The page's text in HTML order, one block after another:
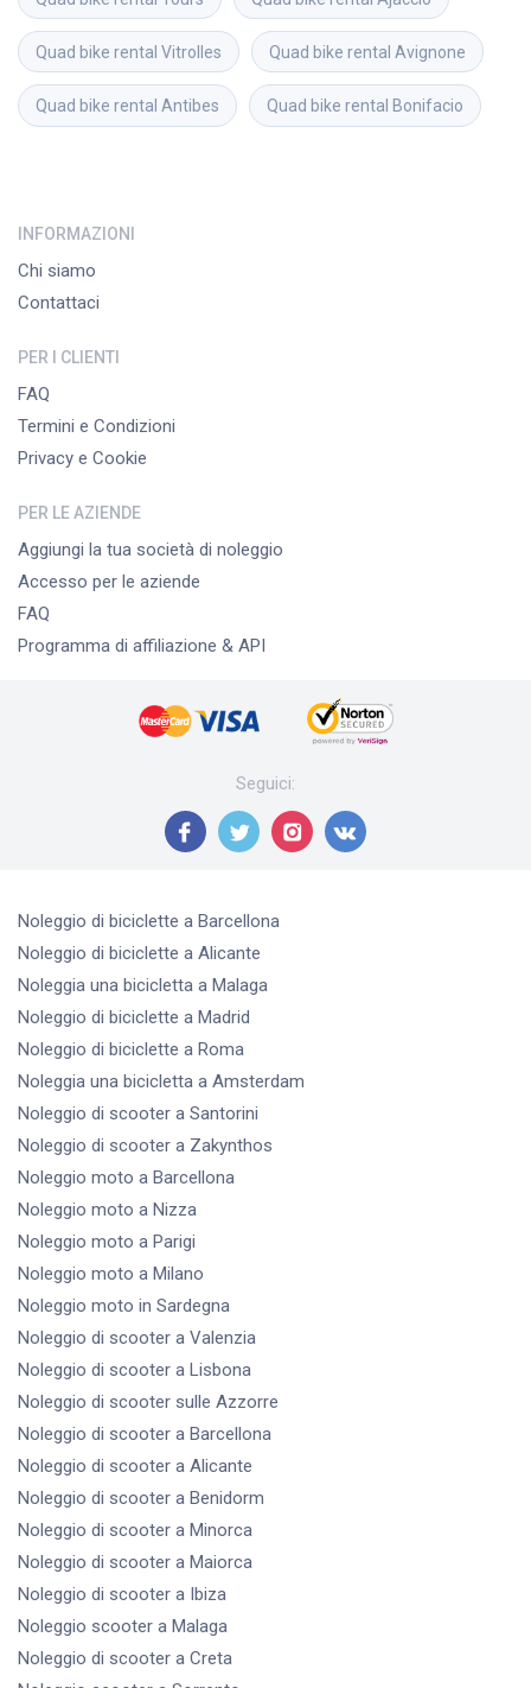
Quad bike rental Vitrolles Quad bike rental Avignone
Quad bike rental Antibes Quad bike rental Bonifacio
INFORMAZIONI
Chi siamo
Contattaci
PER I CLIENTI
FAQ
Termini e Condizioni
Privacy e Cookie
PER LE AZIENDE
Aggiungi la tua società di noleggio
Accesso per le aziende
FAQ
Programma di affiliazione & API
Seguici:
Noleggio di biciclette a Barcellona
Noleggio di biciclette a Alicante
Noleggia una bicicletta a Malaga
Noleggio di biciclette a Madrid
Noleggio di biciclette a Roma
Noleggia una bicicletta a Amsterdam
Noleggio di scooter a Santorini
Noleggio di scooter a Zakynthos
Noleggio moto a Barcellona
Noleggio moto a Nizza
Noleggio moto a Parigi
Noleggio moto a Milano
Noleggio moto in Sardegna
Noleggio di scooter a Valenzia
Noleggio di scooter a Lisbona
Noleggio di scooter sulle Azzorre
Noleggio di scooter a Barcellona
Noleggio di scooter a Alicante
Noleggio di scooter a Benidorm
Noleggio di scooter a Minorca
Noleggio di scooter a Maiorca
Noleggio di scooter a Ibiza
Noleggio scooter a Malaga
Noleggio di scooter a Creta